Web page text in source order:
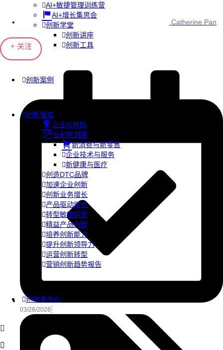
AI+敏捷管理训练营
AI+增长集思会
创新学堂
创新讲座
创新工具
创新案例
创新智库
企业AI创新
产业创新洞察
新消费与新零售
企业技术与服务
新健康与医疗
创造DTC品牌
加速企业创新
创新业务增长
产品驱动增长
转型敏捷组织
精益产品创新
培养创新能力
提升创新领导力
运营创新转型
营销创新趋势报告
创作者中心
Catherine Pan
+ 关注
03/26/2026